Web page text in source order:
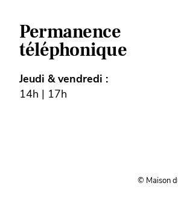
Permanence
téléphonique
Jeudi & vendredi :
14h | 17h
© Maison